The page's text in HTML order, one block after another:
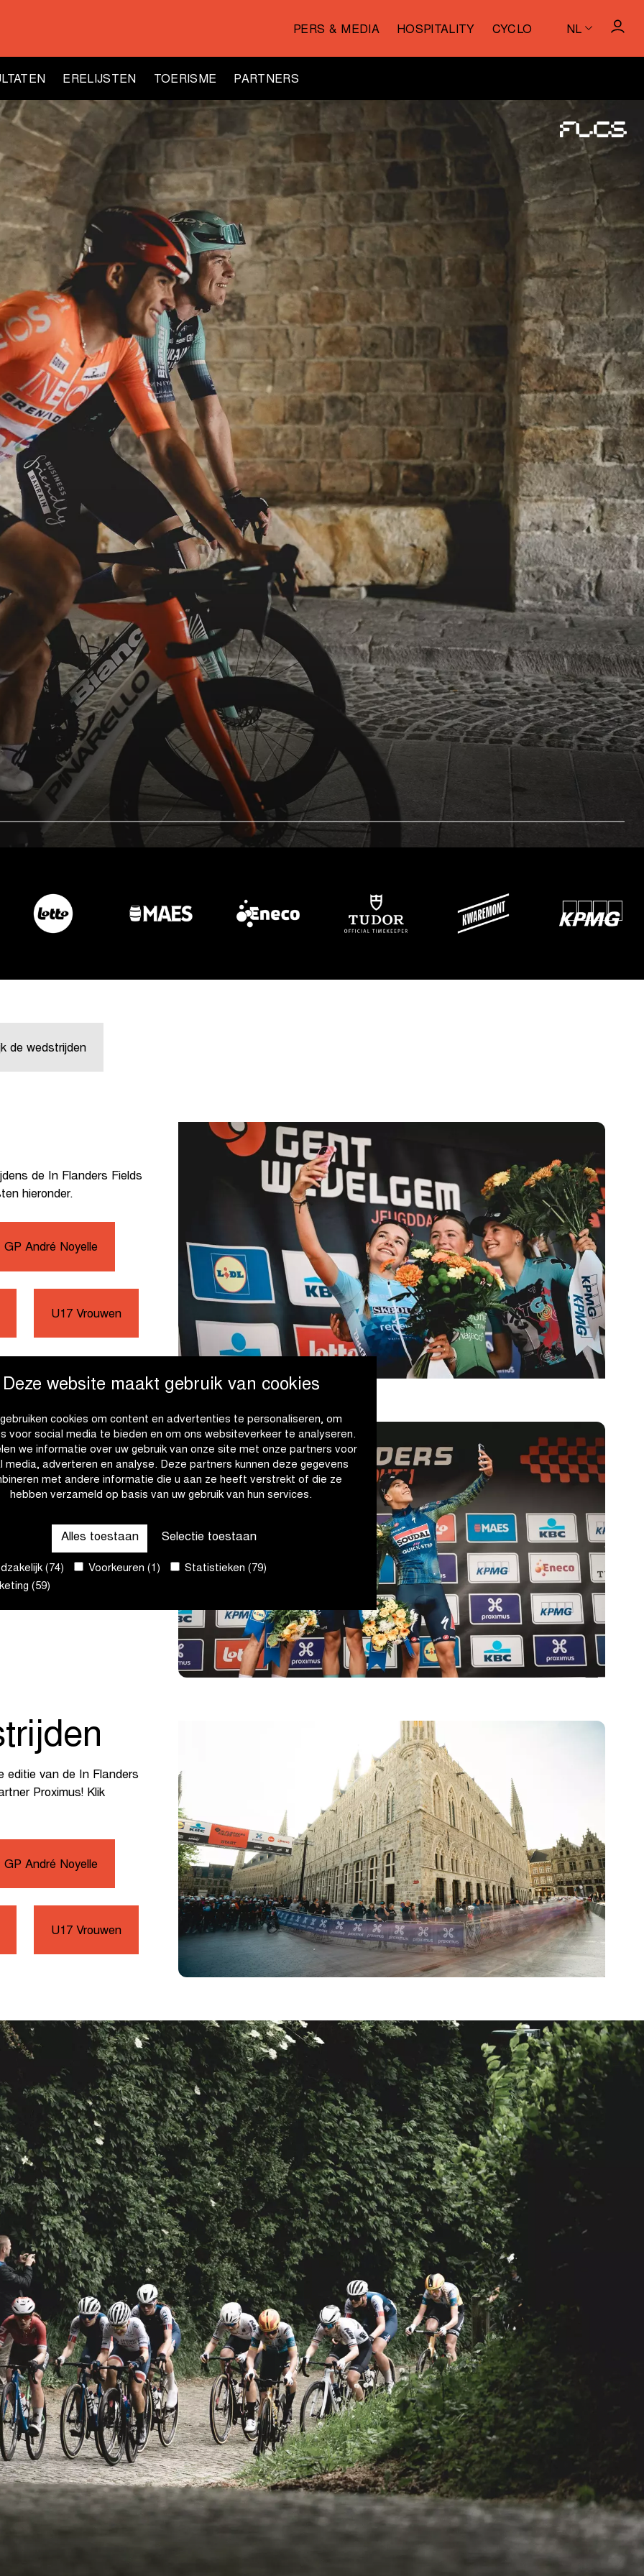
Deze website maakt gebruik van cookies
cookies om content en advertenties te personaliseren, om
voor social media te bieden en om ons websiteverkeer te analyseren.
we informatie over uw gebruik van onze site met onze partners voor
media, adverteren en analyse. Deze partners kunnen deze gegevens
met andere informatie die u aan ze heeft verstrekt of die ze
hebben verzameld op basis van uw gebruik van hun services.
Alles toestaan Selectie toestaan
(74) Voorkeuren (1)
Statistieken (79)
(59)
PERS & MEDIA HOSPITALITY CYCLO NL
ERELIJSTEN TOERISME PARTNERS
de wedstrijden
de In Flanders Fields
hieronder.
André Noyelle
U17 Vrouwen
Fields Jeugddag
mag gebruikt
editie van de In Flanders
Proximus! Klik
André Noyelle
U17 Vrouwen